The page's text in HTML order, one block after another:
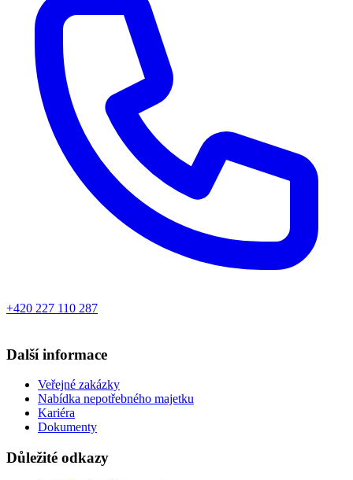
+420 227 110 287
Další informace
Veřejné zakázky
Nabídka nepotřebného majetku
Kariéra
Dokumenty
Důležité odkazy